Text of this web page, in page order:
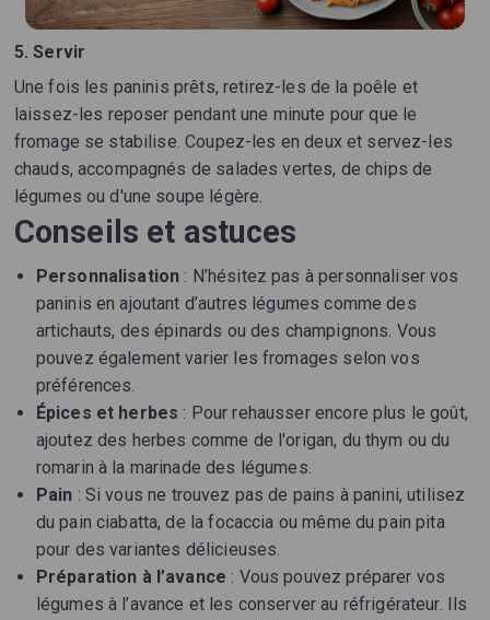
5. Servir
Une fois les paninis prêts, retirez-les de la poêle et
laissez-les reposer pendant une minute pour que le
fromage se stabilise. Coupez-les en deux et servez-les
chauds, accompagnés de salades vertes, de chips de
légumes ou d'une soupe légère.
Conseils et astuces
Personnalisation : N’hésitez pas à personnaliser vos
paninis en ajoutant d’autres légumes comme des
artichauts, des épinards ou des champignons. Vous
pouvez également varier les fromages selon vos
préférences.
Épices et herbes : Pour rehausser encore plus le goût,
ajoutez des herbes comme de l'origan, du thym ou du
romarin à la marinade des légumes.
Pain : Si vous ne trouvez pas de pains à panini, utilisez
du pain ciabatta, de la focaccia ou même du pain pita
pour des variantes délicieuses.
Préparation à l’avance : Vous pouvez préparer vos
légumes à l’avance et les conserver au réfrigérateur. Ils